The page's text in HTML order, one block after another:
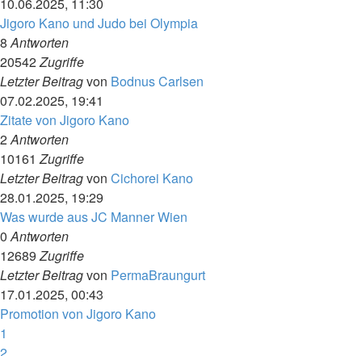
Jigoro Kano und Judo bei Olympia
8Antworten
20542Zugriffe
Letzter Beitragvon Bodnus Carlsen
07.02.2025, 19:41
Zitate von Jigoro Kano
2Antworten
10161Zugriffe
Letzter Beitragvon Cichorei Kano
28.01.2025, 19:29
Was wurde aus JC Manner Wien
0Antworten
12689Zugriffe
Letzter Beitragvon PermaBraungurt
17.01.2025, 00:43
Promotion von Jigoro Kano
1